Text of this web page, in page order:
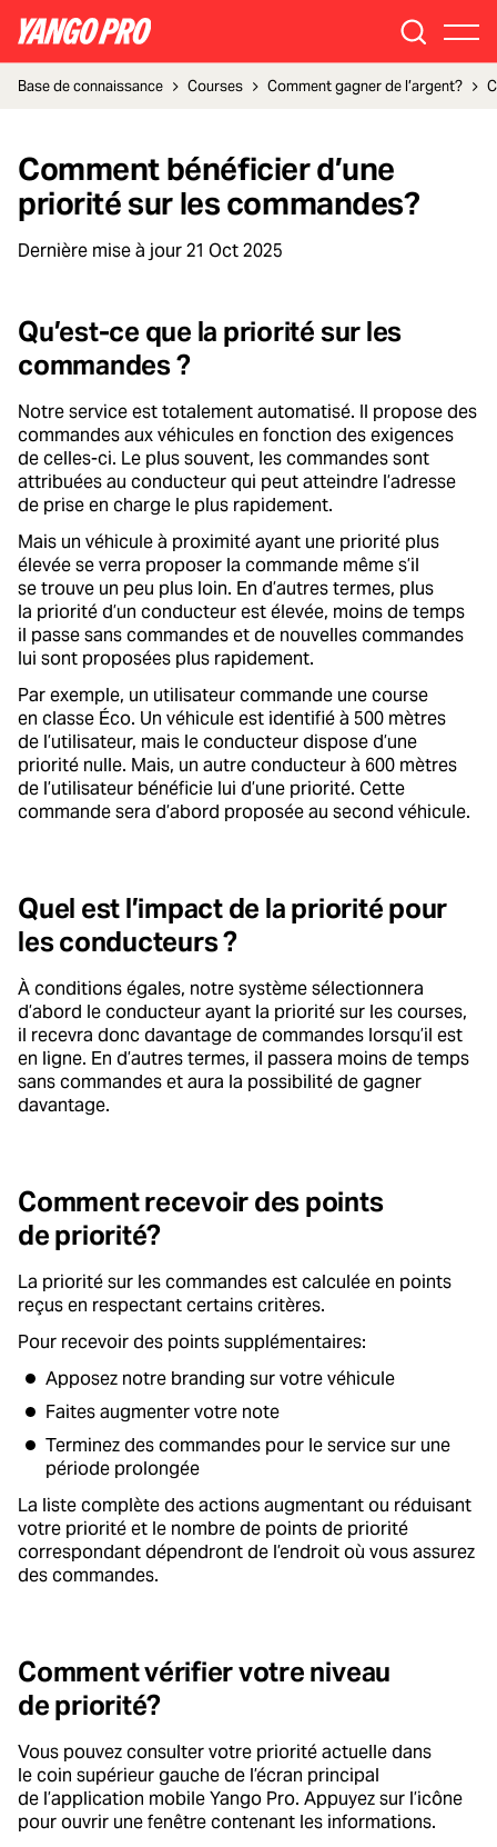
Base de connaissance Courses Comment gagner de l’argent?
Comment bénéficier d’une
priorité sur les commandes?
Dernière mise à jour 21 Oct 2025
Qu’est-ce que la priorité sur les
commandes ?
Notre service est totalement automatisé. Il propose des
commandes aux véhicules en fonction des exigences
de celles-ci. Le plus souvent, les commandes sont
attribuées au conducteur qui peut atteindre l’adresse
de prise en charge le plus rapidement.
Mais un véhicule à proximité ayant une priorité plus
élevée se verra proposer la commande même s’il
se trouve un peu plus loin. En d’autres termes, plus
la priorité d’un conducteur est élevée, moins de temps
il passe sans commandes et de nouvelles commandes
lui sont proposées plus rapidement.
Par exemple, un utilisateur commande une course
en classe Éco. Un véhicule est identifié à 500 mètres
de l’utilisateur, mais le conducteur dispose d’une
priorité nulle. Mais, un autre conducteur à 600 mètres
de l’utilisateur bénéficie lui d’une priorité. Cette
commande sera d’abord proposée au second véhicule.
Quel est l’impact de la priorité pour
les conducteurs ?
À conditions égales, notre système sélectionnera
d’abord le conducteur ayant la priorité sur les courses,
il recevra donc davantage de commandes lorsqu’il est
en ligne. En d’autres termes, il passera moins de temps
sans commandes et aura la possibilité de gagner
davantage.
Comment recevoir des points
de priorité?
La priorité sur les commandes est calculée en points
reçus en respectant certains critères.
Pour recevoir des points supplémentaires:
Apposez notre branding sur votre véhicule
Faites augmenter votre note
Terminez des commandes pour le service sur une
période prolongée
La liste complète des actions augmentant ou réduisant
votre priorité et le nombre de points de priorité
correspondant dépendront de l’endroit où vous assurez
des commandes.
Comment vérifier votre niveau
de priorité?
Vous pouvez consulter votre priorité actuelle dans
le coin supérieur gauche de l’écran principal
de l’application mobile Yango Pro. Appuyez sur l’icône
pour ouvrir une fenêtre contenant les informations.